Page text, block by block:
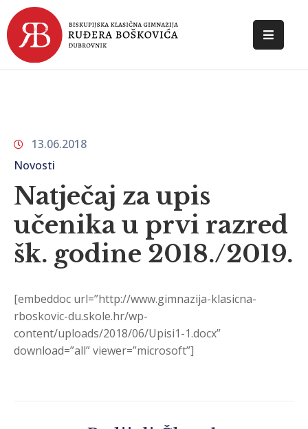
POČETNA
DOKUMENTI
KONTAKT
13.06.2018
Novosti
Natječaj za upis
učenika u prvi razred
šk. godine 2018./2019.
[embeddoc url=”http://www.gimnazija-klasicna-
rboskovic-du.skole.hr/wp-
content/uploads/2018/06/Upisi1-1.docx”
download=”all” viewer=”microsoft”]